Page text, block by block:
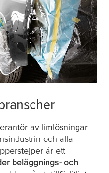
av limlösningar
och alla
är ett
beläggnings- och